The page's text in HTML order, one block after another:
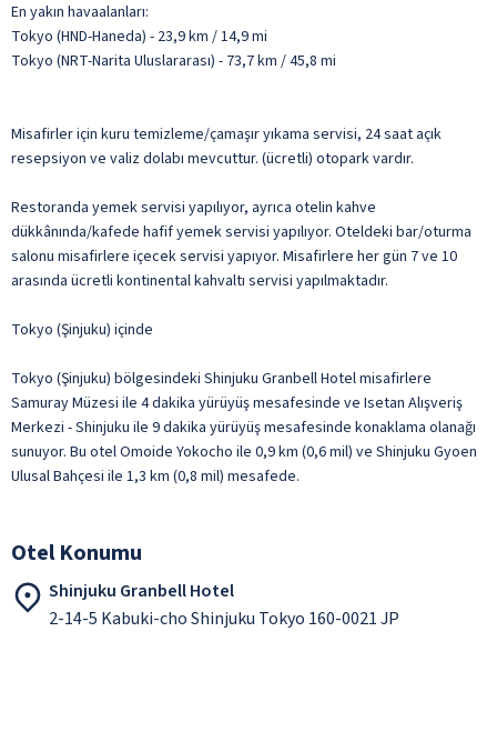
En yakın havaalanları:
Tokyo (HND-Haneda) - 23,9 km / 14,9 mi
Tokyo (NRT-Narita Uluslararası) - 73,7 km / 45,8 mi
Misafirler için kuru temizleme/çamaşır yıkama servisi, 24 saat açık
resepsiyon ve valiz dolabı mevcuttur. (ücretli) otopark vardır.
Restoranda yemek servisi yapılıyor, ayrıca otelin kahve
dükkânında/kafede hafif yemek servisi yapılıyor. Oteldeki bar/oturma
salonu misafirlere içecek servisi yapıyor. Misafirlere her gün 7 ve 10
arasında ücretli kontinental kahvaltı servisi yapılmaktadır.
Tokyo (Şinjuku) içinde
Tokyo (Şinjuku) bölgesindeki Shinjuku Granbell Hotel misafirlere
Samuray Müzesi ile 4 dakika yürüyüş mesafesinde ve Isetan Alışveriş
Merkezi - Shinjuku ile 9 dakika yürüyüş mesafesinde konaklama olanağı
sunuyor. Bu otel Omoide Yokocho ile 0,9 km (0,6 mil) ve Shinjuku Gyoen
Ulusal Bahçesi ile 1,3 km (0,8 mil) mesafede.
Otel Konumu
Shinjuku Granbell Hotel
2-14-5 Kabuki-cho Shinjuku Tokyo 160-0021 JP